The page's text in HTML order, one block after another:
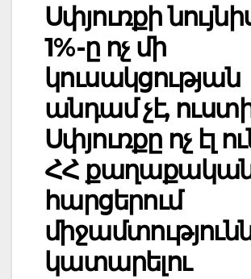
Սփյուռքի
1%-ը ոչ մի
կուսակցության
անդամ չէ,
Սփյուռքը ոչ էլ
ՀՀ
հարցերում
կատարելու